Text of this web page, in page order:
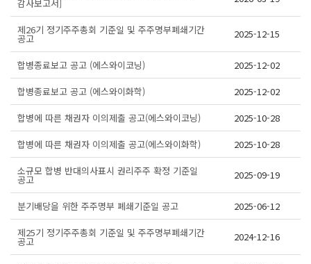
감사보고서]
제26기 정기주주총회 기준일 및 주주명부폐쇄기간
공고 2025-12-15
합병종료보고 공고 (에스와이코닝)
2025-12-02
합병종료보고 공고 (에스와이화학)
2025-12-02
합병에 따른 채권자 이의제출 공고(에스와이코닝)
2025-10-28
합병에 따른 채권자 이의제출 공고(에스와이화학)
2025-10-28
소규모 합병 반대의사표시 권리주주 확정 기준일
공고 2025-09-19
분기배당을 위한 주주명부 폐쇄기준일 공고
2025-06-12
제25기 정기주주총회 기준일 및 주주명부폐쇄기간
공고 2024-12-16